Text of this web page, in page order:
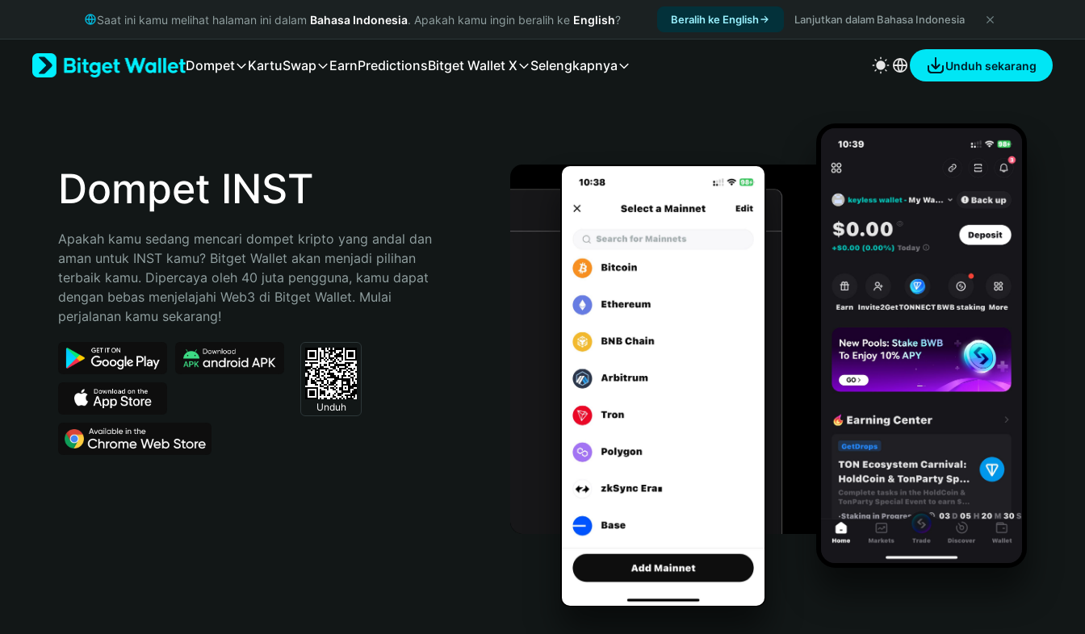
Русский
Bahasa Indonesia
Español (Argentina)
Saat ini kamu melihat halaman ini dalam Bahasa Indonesia. Apakah kamu ingin beralih ke English? Beralih ke English Lanjutkan dalam Bahasa Indonesia
Dompet KartuSwap EarnPredictionsBitget Wallet X Selengkapnya Unduh sekarang
Dompet INST
Apakah kamu sedang mencari dompet kripto yang andal dan
aman untuk INST kamu? Bitget Wallet akan menjadi pilihan
terbaik kamu. Dipercaya oleh 40 juta pengguna, kamu dapat
dengan bebas menjelajahi Web3 di Bitget Wallet. Mulai
perjalanan kamu sekarang!
Unduh